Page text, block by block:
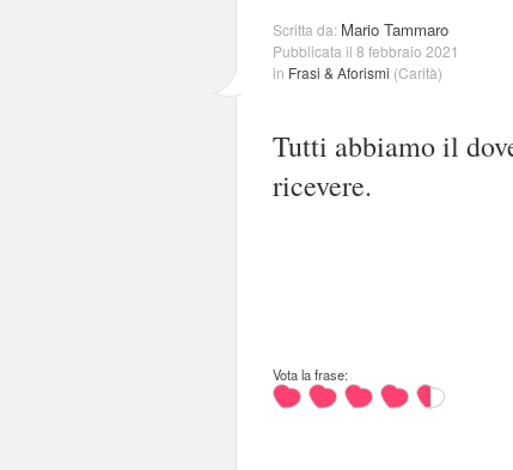
Scritta da: Mario Tammaro
Pubblicata il 8 febbraio 2021
in Frasi & Aforismi (Carità)
Tutti abbiamo il
ricevere.
Vota la frase: